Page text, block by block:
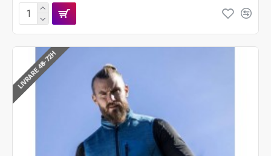
LIVRARE 48-72H